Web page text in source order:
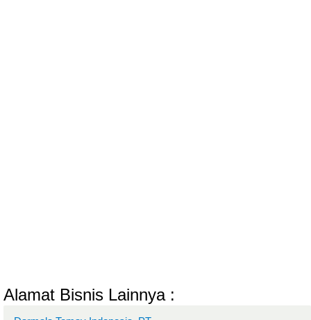
Alamat Bisnis Lainnya :